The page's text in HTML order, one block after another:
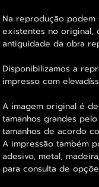
Na reprodução podem
existentes no original,
antiguidade da obra
Disponibilizamos a
impresso com
A imagem original é
tamanhos grandes
tamanhos de acordo
A impressão também
adesivo, metal,
para consulta de